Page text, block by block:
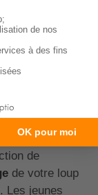
slovaque
En
payer entre
santé
de
de votre loup
Les jeunes